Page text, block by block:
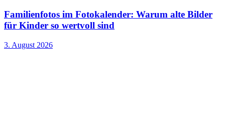
Familienfotos im Fotokalender: Warum alte Bilder
für Kinder so wertvoll sind
3. August 2026